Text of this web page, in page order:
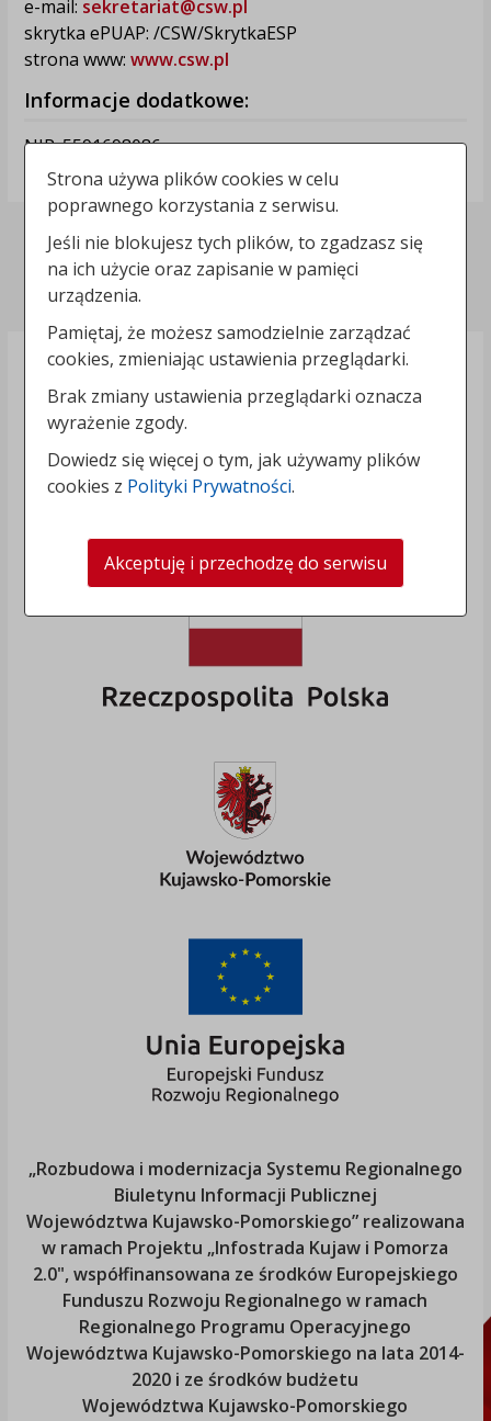
e-mail: sekretariat@csw.pl
skrytka ePUAP: /CSW/SkrytkaESP
strona www: www.csw.pl
Informacje dodatkowe:
NIP: 5591698086
REGON: 092361539
Deklaracja dostępności
Polityka prywatności
„Rozbudowa i modernizacja Systemu Regionalnego
Biuletynu Informacji Publicznej
Województwa Kujawsko-Pomorskiego” realizowana
w ramach Projektu „Infostrada Kujaw i Pomorza
2.0", współfinansowana ze środków Europejskiego
Funduszu Rozwoju Regionalnego w ramach
Regionalnego Programu Operacyjnego
Województwa Kujawsko-Pomorskiego na lata 2014-
2020 i ze środków budżetu
Województwa Kujawsko-Pomorskiego
Strona używa plików cookies w celu
poprawnego korzystania z serwisu.
Jeśli nie blokujesz tych plików, to zgadzasz się
na ich użycie oraz zapisanie w pamięci
urządzenia.
Pamiętaj, że możesz samodzielnie zarządzać
cookies, zmieniając ustawienia przeglądarki.
Brak zmiany ustawienia przeglądarki oznacza
wyrażenie zgody.
Dowiedz się więcej o tym, jak używamy plików
cookies z Polityki Prywatności.
Akceptuję i przechodzę do serwisu